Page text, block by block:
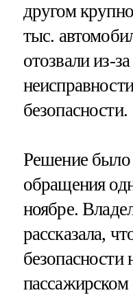
другом
тыс.
отозвали из-
безопасности.
Решение было
обращения
ноябре.
рассказала,
безопасности
пассажирском